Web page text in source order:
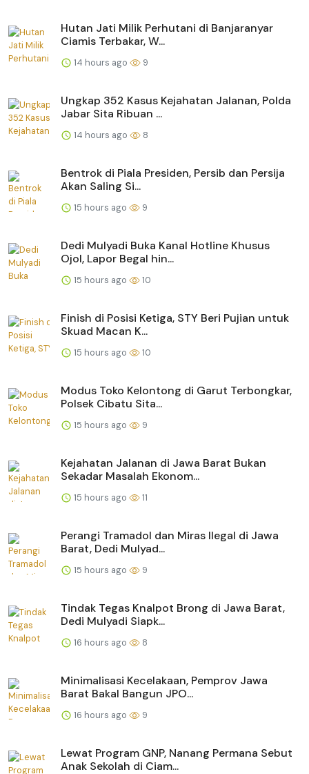
Hutan Jati Milik Perhutani di Banjaranyar
Ciamis Terbakar, W...
14 hours ago 9
Ungkap 352 Kasus Kejahatan Jalanan, Polda
Jabar Sita Ribuan ...
14 hours ago 8
Bentrok di Piala Presiden, Persib dan Persija
Akan Saling Si...
15 hours ago 9
Dedi Mulyadi Buka Kanal Hotline Khusus
Ojol, Lapor Begal hin...
15 hours ago 10
Finish di Posisi Ketiga, STY Beri Pujian untuk
Skuad Macan K...
15 hours ago 10
Modus Toko Kelontong di Garut Terbongkar,
Polsek Cibatu Sita...
15 hours ago 9
Kejahatan Jalanan di Jawa Barat Bukan
Sekadar Masalah Ekonom...
15 hours ago 11
Perangi Tramadol dan Miras Ilegal di Jawa
Barat, Dedi Mulyad...
15 hours ago 9
Tindak Tegas Knalpot Brong di Jawa Barat,
Dedi Mulyadi Siapk...
16 hours ago 8
Minimalisasi Kecelakaan, Pemprov Jawa
Barat Bakal Bangun JPO...
16 hours ago 9
Lewat Program GNP, Nanang Permana Sebut
Anak Sekolah di Ciam...